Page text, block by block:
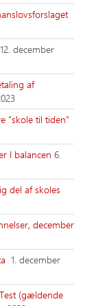
12. december
af
”skole til tiden”
I balancen 6.
del af skoles
december
1. december
(gældende